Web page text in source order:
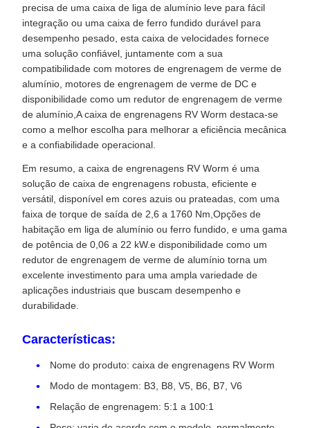
precisa de uma caixa de liga de alumínio leve para fácil
integração ou uma caixa de ferro fundido durável para
desempenho pesado, esta caixa de velocidades fornece
uma solução confiável, juntamente com a sua
compatibilidade com motores de engrenagem de verme de
alumínio, motores de engrenagem de verme de DC e
disponibilidade como um redutor de engrenagem de verme
de alumínio,A caixa de engrenagens RV Worm destaca-se
como a melhor escolha para melhorar a eficiência mecânica
e a confiabilidade operacional.
Em resumo, a caixa de engrenagens RV Worm é uma
solução de caixa de engrenagens robusta, eficiente e
versátil, disponível em cores azuis ou prateadas, com uma
faixa de torque de saída de 2,6 a 1760 Nm,Opções de
habitação em liga de alumínio ou ferro fundido, e uma gama
de potência de 0,06 a 22 kW.e disponibilidade como um
redutor de engrenagem de verme de alumínio torna um
excelente investimento para uma ampla variedade de
aplicações industriais que buscam desempenho e
durabilidade.
Características:
Nome do produto: caixa de engrenagens RV Worm
Modo de montagem: B3, B8, V5, B6, B7, V6
Relação de engrenagem: 5:1 a 100:1